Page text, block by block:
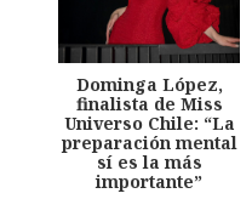
Dominga López,
finalista de Miss
Universo Chile: “La
preparación mental
sí es la más
importante”